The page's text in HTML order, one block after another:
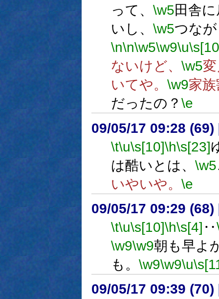
って、 \w5田舎
いし、 \w5つな
\n\n\w5\w9\u
ないけど、 \w5
いてや。 \w9家
だったの？ \e
09/05/17 09:28 (69)
\t\u\s[10]\h\s[23]
は酷いとは、 \w5
いやいや。 \e
09/05/17 09:29 (68)
\t\u\s[10]\h\s[4] ‥
\w9\w9朝も早よ
も。 \w9\w9\u
09/05/17 09:39 (70)